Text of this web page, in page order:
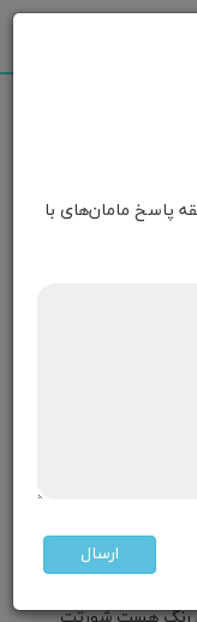
خیلی کم و
الان بپرس و کمتر از ۷ دقیقه پاسخ مامان‌های با
ارسال